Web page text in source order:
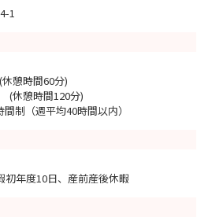
1
憩時間60分)
休憩時間120分)
制（週平均40時間以内）
初年度10日、産前産後休暇